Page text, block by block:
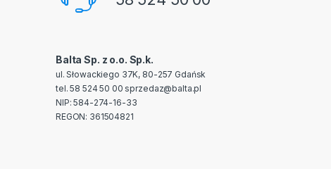
Balta Sp. z o.o. Sp.k.
ul. Słowackiego 37K, 80-257 Gdańsk
tel. 58 524 50 00sprzedaz@balta.pl
NIP: 584-274-16-33
REGON: 361504821